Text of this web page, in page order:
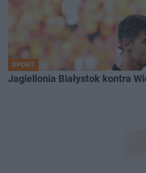
SPORT
Jagiellonia Białystok kontra